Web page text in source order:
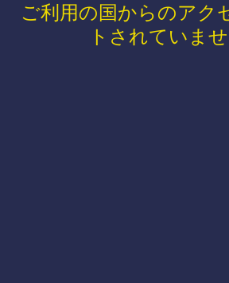
ご利用の国からのアク
トされていませ